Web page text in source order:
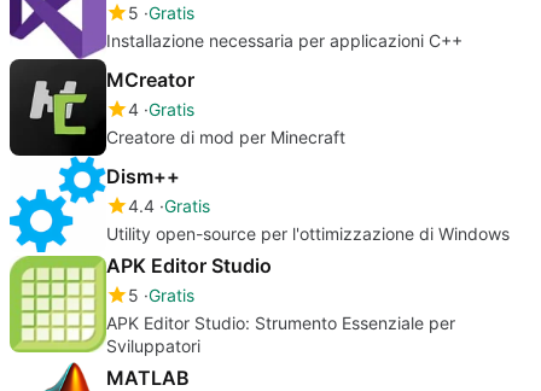
5 Gratis
Installazione necessaria per applicazioni C++
MCreator
4 Gratis
Creatore di mod per Minecraft
Dism++
4.4 Gratis
Utility open-source per l'ottimizzazione di Windows
APK Editor Studio
5 Gratis
APK Editor Studio: Strumento Essenziale per
Sviluppatori
MATLAB